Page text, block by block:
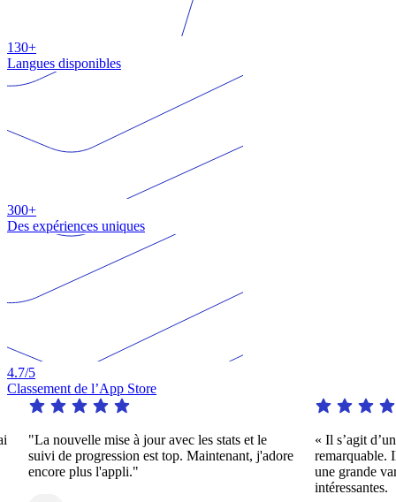
130+
Langues disponibles
300+
Des expériences uniques
4.7/5
Classement de l’App Store
"La nouvelle mise à jour avec les stats et le
suivi de progression est top. Maintenant, j'adore
encore plus l'appli."
« Il s’agit
remarquable. Il
une grande
intéressantes.